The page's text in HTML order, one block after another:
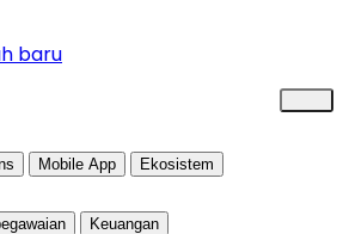
Mobile App
Ekosistem
Keuangan